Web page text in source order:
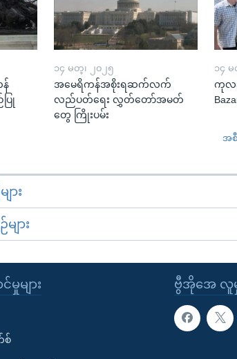
န်
ြု
၁၄ မတ္၊ ၂၀၂၅
အမေရိကန်အစိုးရဆက်လက်
လည်ပတ်ရေး လွှတ်တော်အမတ်
တွေ ကြိုးပမ်း
၁၄
ကုလအ
အ
ား
ျား
ဗွီအိုအေ လူ
မှုများ
စ်